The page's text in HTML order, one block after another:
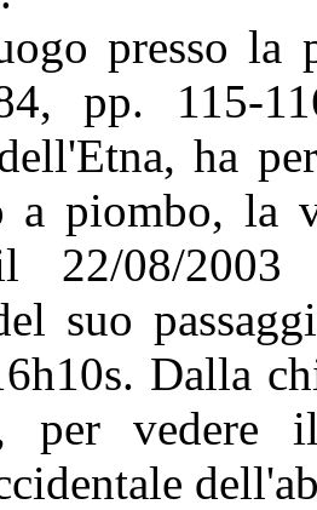
presso la
pp. 115-
ha
a piombo, la
22/08/2003
suo
Dalla
per vedere